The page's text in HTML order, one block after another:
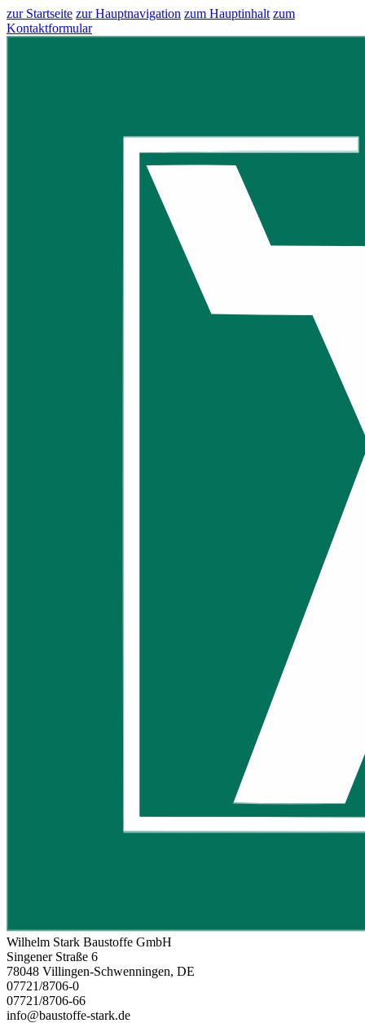
zur Startseite zur Hauptnavigation zum Hauptinhalt zum
Kontaktformular
Wilhelm Stark Baustoffe GmbH
Singener Straße 6
78048 Villingen-Schwenningen, DE
07721/8706-0
07721/8706-66
info@baustoffe-stark.de